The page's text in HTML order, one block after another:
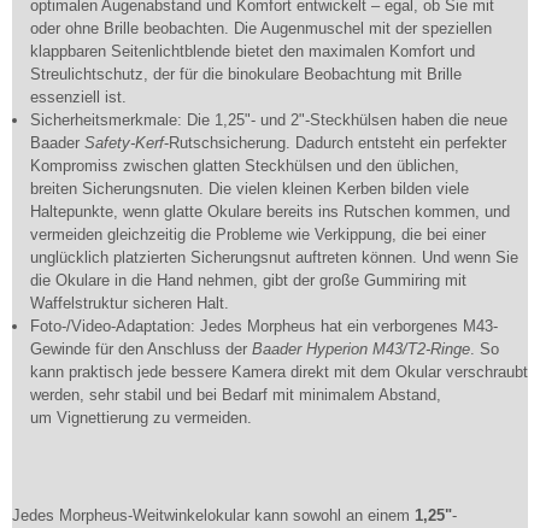
optimalen Augenabstand und Komfort entwickelt – egal, ob Sie mit
oder ohne Brille beobachten. Die Augenmuschel mit der speziellen
klappbaren Seitenlichtblende bietet den maximalen Komfort und
Streulichtschutz, der für die binokulare Beobachtung mit Brille
essenziell ist.
Sicherheitsmerkmale: Die 1,25"- und 2"-Steckhülsen haben die neue
Baader Safety-Kerf-Rutschsicherung. Dadurch entsteht ein perfekter
Kompromiss zwischen glatten Steckhülsen und den üblichen,
breiten Sicherungsnuten. Die vielen kleinen Kerben bilden viele
Haltepunkte, wenn glatte Okulare bereits ins Rutschen kommen, und
vermeiden gleichzeitig die Probleme wie Verkippung, die bei einer
unglücklich platzierten Sicherungsnut auftreten können. Und wenn Sie
die Okulare in die Hand nehmen, gibt der große Gummiring mit
Waffelstruktur sicheren Halt.
Foto-/Video-Adaptation: Jedes Morpheus hat ein verborgenes M43-
Gewinde für den Anschluss der Baader Hyperion M43/T2-Ringe. So
kann praktisch jede bessere Kamera direkt mit dem Okular verschraubt
werden, sehr stabil und bei Bedarf mit minimalem Abstand,
um Vignettierung zu vermeiden.
Jedes Morpheus-Weitwinkelokular kann sowohl an einem 1,25"-